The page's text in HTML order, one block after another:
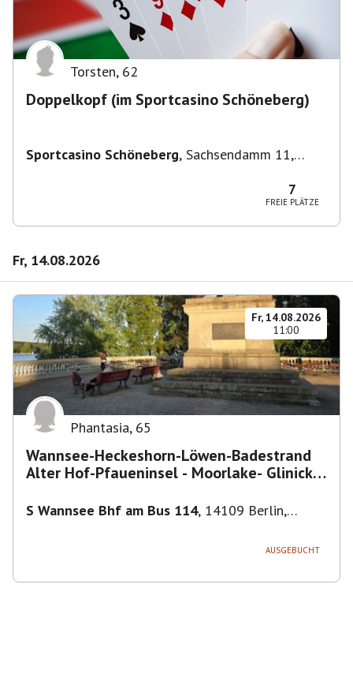
Torsten, 62
Doppelkopf (im Sportcasino Schöneberg)
Sportcasino Schöneberg, Sachsendamm 11,
7
FREIE PLÄTZE
Fr, 14.08.2026
Fr, 14.08.2026
11:00
Phantasia, 65
Wannsee-Heckeshorn-Löwen-Badestrand
Alter Hof-Pfaueninsel - Moorlake- Glinicker
S Wannsee Bhf am Bus 114, 14109 Berlin,
AUSGEBUCHT